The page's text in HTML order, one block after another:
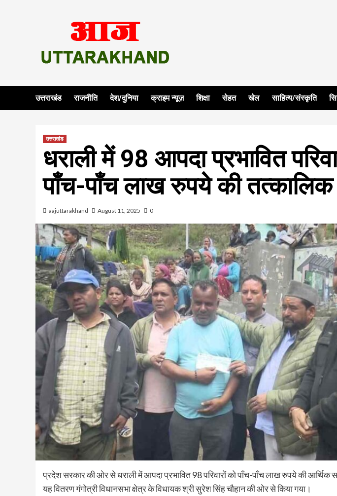
उत्तराखंड राजनीति देश/दुनिया क्राइम न्यूज़ शिक्षा सेहत खेल साहित्य/संस्कृति
उत्तराखंड
धराली में 98 आपदा प्रभावित
पाँच-पाँच लाख रुपये की तत्कालिक
aajuttarakhand August 11, 2025 0
प्रदेश सरकार की ओर से धराली में आपदा प्रभावित 98 परिवारों को पाँच-पाँच लाख रुपये की आर्थिक
यह वितरण गंगोत्री विधानसभा क्षेत्र के विधायक श्री सुरेश सिंह चौहान की ओर से किया गया।